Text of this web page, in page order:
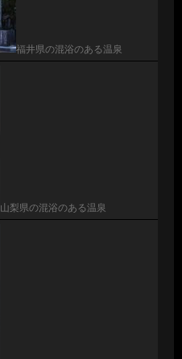
福井県の混浴のある温泉
山梨県の混浴のある温泉